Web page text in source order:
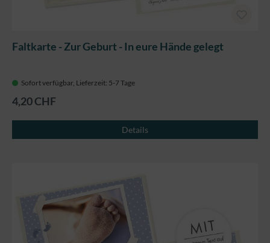
Faltkarte - Zur Geburt - In eure Hände gelegt
Sofort verfügbar, Lieferzeit: 5-7 Tage
4,20 CHF
Details